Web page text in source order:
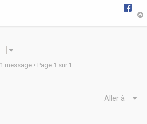
1 message • Page 1 sur 1
Aller à